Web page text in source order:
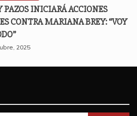
PAZOS INICIARÁ ACCIONES
CONTRA MARIANA BREY: “VOY
2025